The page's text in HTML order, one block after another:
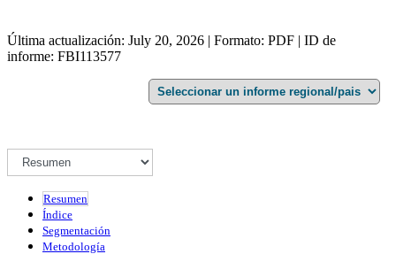
Última actualización: July 20, 2026 | Formato: PDF | ID de
informe: FBI113577
Resumen
Índice
Segmentación
Metodología